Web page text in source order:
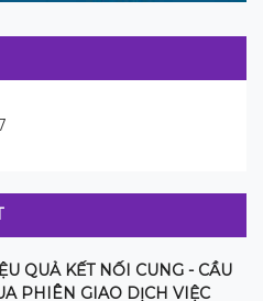
QUẢ KẾT NỐI CUNG - CẦU
PHIÊN GIAO DỊCH VIỆC